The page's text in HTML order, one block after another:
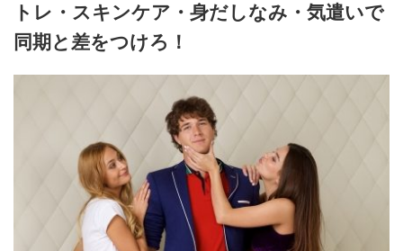
トレ・スキンケア・身だしなみ・気遣いで
同期と差をつけろ！